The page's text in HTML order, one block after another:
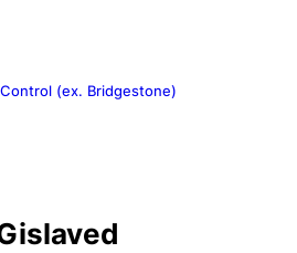
(ex. Bridgestone)